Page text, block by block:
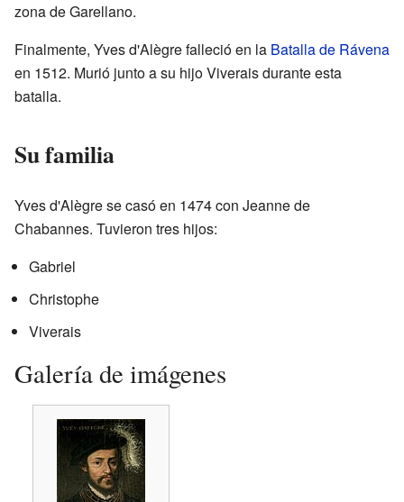
zona de Garellano.
Finalmente, Yves d'Alègre falleció en la Batalla de Rávena
en 1512. Murió junto a su hijo Viverais durante esta
batalla.
Su familia
Yves d'Alègre se casó en 1474 con Jeanne de
Chabannes. Tuvieron tres hijos:
Gabriel
Christophe
Viverais
Galería de imágenes